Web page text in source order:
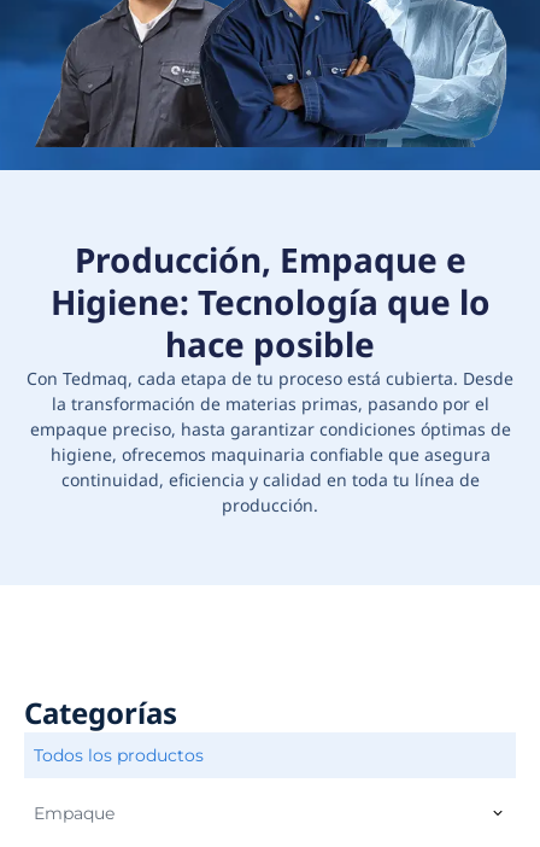
Producción, Empaque e
Higiene: Tecnología que lo
hace posible
Con Tedmaq, cada etapa de tu proceso está cubierta. Desde
la transformación de materias primas, pasando por el
empaque preciso, hasta garantizar condiciones óptimas de
higiene, ofrecemos maquinaria confiable que asegura
continuidad, eficiencia y calidad en toda tu línea de
producción.
Categorías
Empaque
Todos los productos